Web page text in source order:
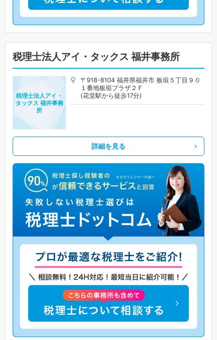
税理士法人アイ・タックス 福井事務所
〒918-8104 福井県福井市 板垣５丁目９０
１番地板垣プラザ２Ｆ
(花堂駅から徒歩17分)
税理士法人アイ・
タックス 福井事務
所
詳細を見る